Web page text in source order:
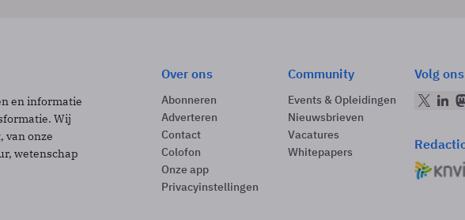
en informatie
Wij
van onze
wetenschap
Over ons
Abonneren
Adverteren
Contact
Colofon
Onze app
Privacyinstellingen
Community
Events & Opleidingen
Nieuwsbrieven
Vacatures
Whitepapers
Volg ons